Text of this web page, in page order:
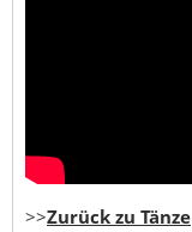
>>Zurück zu Tänze